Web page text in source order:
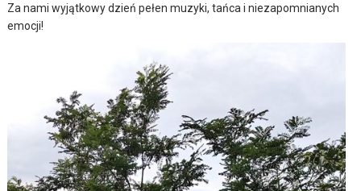
Za nami wyjątkowy dzień pełen muzyki, tańca i niezapomnianych
emocji!